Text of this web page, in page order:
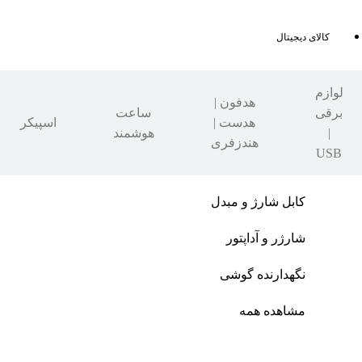
کالای دیجیتال
لوازم
برقی
|
USB
هدفون |
هدست |
هندزفری
ساعت
هوشمند
اسپیکر
کابل شارژ و مبدل
شارژر و آداپتور
نگهدارنده گوشی
مشاهده همه